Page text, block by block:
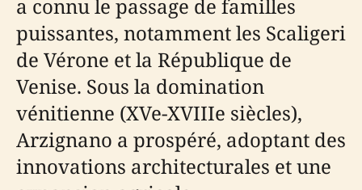
a connu le passage de familles
puissantes, notamment les Scaligeri
de Vérone et la République de
Venise. Sous la domination
vénitienne (XVe-XVIIIe siècles),
Arzignano a prospéré, adoptant des
innovations architecturales et une